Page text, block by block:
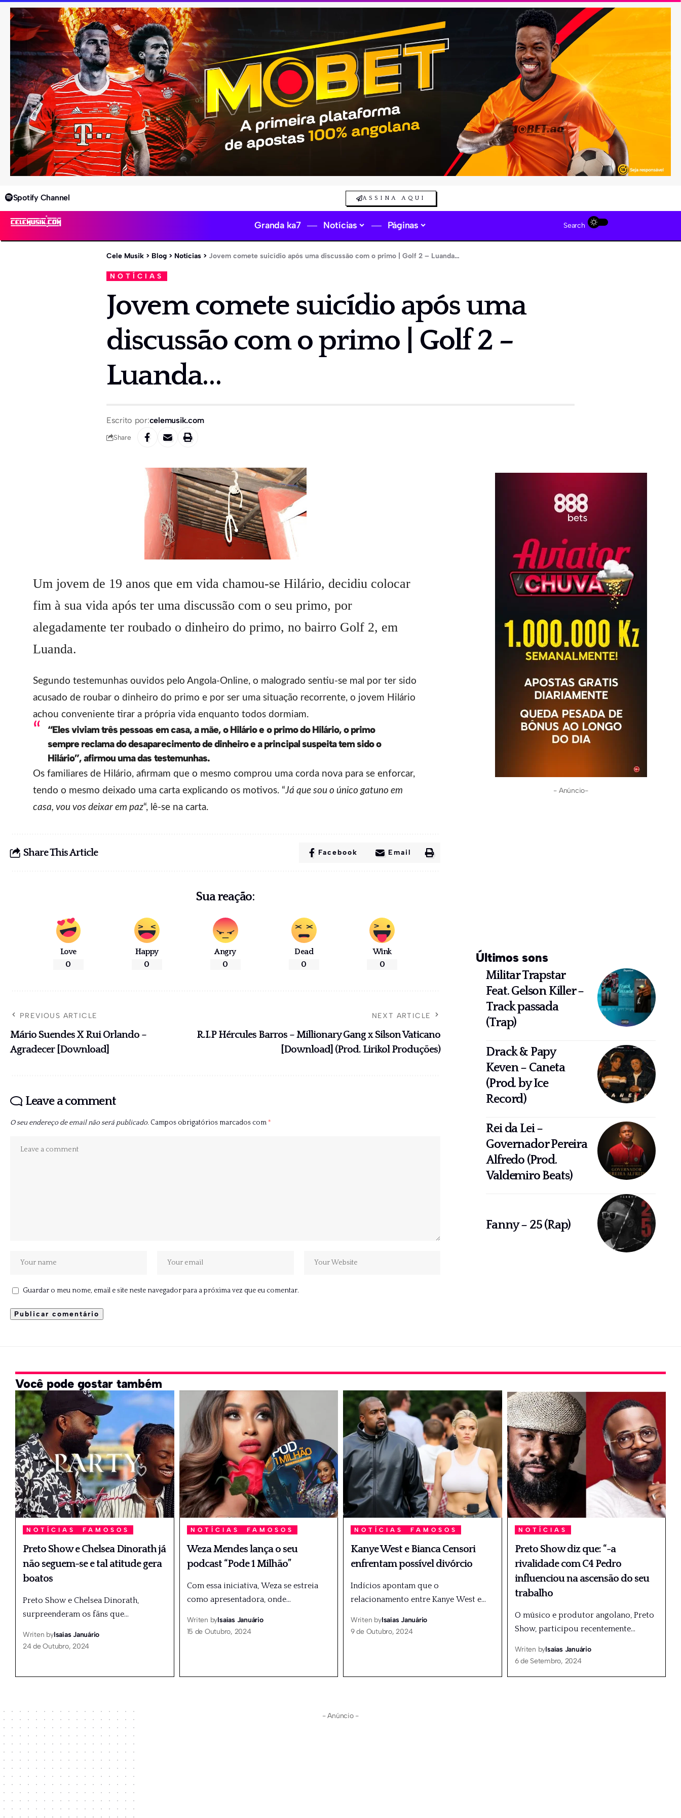
Spotify Channel ASSINA AQUI
Granda ka7 Notícias Páginas Search
Cele Musik > Blog > Notícias > Jovem comete suicídio após uma discussão com o primo | Golf 2 – Luanda…
NOTÍCIAS
Jovem comete suicídio após uma
discussão com o primo | Golf 2 –
Luanda…
Escrito por:celemusik.com
Share
Um jovem de 19 anos que em vida chamou-se Hilário, decidiu colocar
fim à sua vida após ter uma discussão com o seu primo, por
alegadamente ter roubado o dinheiro do primo, no bairro Golf 2, em
Luanda.
Segundo testemunhas ouvidos pelo Angola-Online, o malogrado sentiu-se mal por ter sido
acusado de roubar o dinheiro do primo e por ser uma situação recorrente, o jovem Hilário
achou conveniente tirar a própria vida enquanto todos dormiam.
“Eles viviam três pessoas em casa, a mãe, o Hilário e o primo do Hilário, o primo
sempre reclama do desaparecimento de dinheiro e a principal suspeita tem sido o
Hilário”, afirmou uma das testemunhas.
Os familiares de Hilário, afirmam que o mesmo comprou uma corda nova para se enforcar,
tendo o mesmo deixado uma carta explicando os motivos. “Já que sou o único gatuno em
casa, vou vos deixar em paz“, lê-se na carta.
Share This Article Facebook Email
Sua reação:
Love
0
Happy
0
Angry
0
Dead
0
Wink
0
PREVIOUS ARTICLE
Mário Suendes X Rui Orlando –
Agradecer [Download]
NEXT ARTICLE
R.I.P Hércules Barros – Millionary Gang x Silson Vaticano
[Download] (Prod. Lirikol Produções)
Leave a comment
O seu endereço de email não será publicado. Campos obrigatórios marcados com*
Guardar o meu nome, email e site neste navegador para a próxima vez que eu comentar.
- Anúncio-
Últimos sons
Militar Trapstar
Feat. Gelson Killer –
Track passada
(Trap)
Drack & Papy
Keven – Caneta
(Prod. by Ice
Record)
Rei da Lei –
Governador Pereira
Alfredo (Prod.
Valdemiro Beats)
Fanny – 25 (Rap)
Você pode gostar também
NOTÍCIAS FAMOSOS
Preto Show e Chelsea Dinorath já
não seguem-se e tal atitude gera
boatos
Preto Show e Chelsea Dinorath,
surpreenderam os fãns que…
Writen byIsaías Januário
24 de Outubro, 2024
NOTÍCIAS FAMOSOS
Weza Mendes lança o seu
podcast “Pode 1 Milhão”
Com essa iniciativa, Weza se estreia
como apresentadora, onde…
Writen byIsaías Januário
15 de Outubro, 2024
NOTÍCIAS FAMOSOS
Kanye West e Bianca Censori
enfrentam possível divórcio
Indícios apontam que o
relacionamento entre Kanye West e…
Writen byIsaías Januário
9 de Outubro, 2024
NOTÍCIAS
Preto Show diz que: “-a
rivalidade com C4 Pedro
influenciou na ascensão do seu
trabalho
O músico e produtor angolano, Preto
Show, participou recentemente…
Writen byIsaías Januário
6 de Setembro, 2024
- Anúncio -